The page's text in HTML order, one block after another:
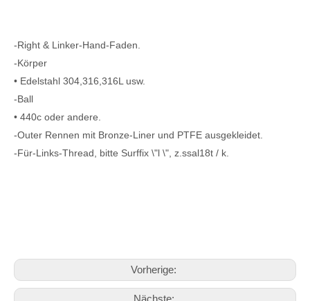
-Right & Linker-Hand-Faden.
-Körper
• Edelstahl 304,316,316L usw.
-Ball
• 440c oder andere.
-Outer Rennen mit Bronze-Liner und PTFE ausgekleidet.
-Für-Links-Thread, bitte Surffix \"l \", z.ssal18t / k.
Vorherige:
Nächste: